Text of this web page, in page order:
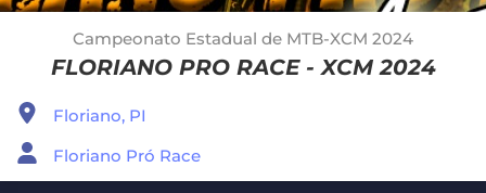
Campeonato Estadual de MTB-XCM 2024
FLORIANO PRO RACE - XCM 2024
Floriano, PI
Floriano Pró Race